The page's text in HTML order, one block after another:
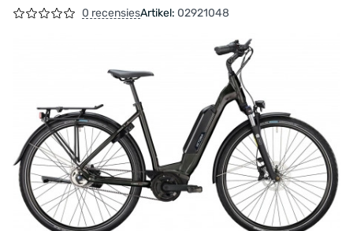
0 recensiesArtikel: 02921048